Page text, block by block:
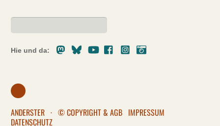
Hie und da:
MastodonBlueskyYoutubeFacebookInstagram
ANDERSTER · © COPYRIGHT & AGB IMPRESSUM
DATENSCHUTZ